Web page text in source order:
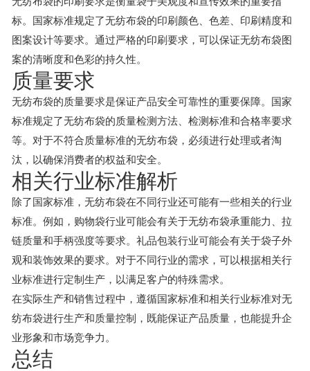
标。国家标准规定了无纺布袋的印刷颜色、色差、印刷精度和
图案设计等要求。通过严格的印刷要求，可以保证无纺布袋图
案的清晰度和色彩的持久性。
质量要求
无纺布袋的质量要求是保证产品安全可靠性的重要保障。国家
标准规定了无纺布袋的质量检测方法、检测标准和合格率要求
等。对于不符合质量标准的无纺布袋，必须进行处理或者淘
汰，以确保消费者的权益和安全。
相关行业标准解析
除了国家标准，无纺布袋在不同行业还可能有一些相关的行业
标准。例如，购物袋行业可能会有关于无纺布袋承重能力、拉
链质量和手柄强度等要求。礼品包装行业可能会有关于袋子外
观和装饰效果的要求。对于不同行业的需求，可以根据相关行
业标准进行定制生产，以满足客户的特殊需求。
在实际生产和销售过程中，遵循国家标准和相关行业标准对无
纺布袋进行生产和质量控制，既能保证产品质量，也能提升企
业形象和市场竞争力。
总结